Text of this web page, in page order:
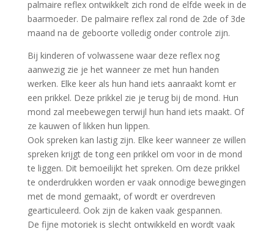
palmaire reflex ontwikkelt zich rond de elfde week in de
baarmoeder. De palmaire reflex zal rond de 2de of 3de
maand na de geboorte volledig onder controle zijn.
Bij kinderen of volwassene waar deze reflex nog
aanwezig zie je het wanneer ze met hun handen
werken. Elke keer als hun hand iets aanraakt komt er
een prikkel. Deze prikkel zie je terug bij de mond. Hun
mond zal meebewegen terwijl hun hand iets maakt. Of
ze kauwen of likken hun lippen.
Ook spreken kan lastig zijn. Elke keer wanneer ze willen
spreken krijgt de tong een prikkel om voor in de mond
te liggen. Dit bemoeilijkt het spreken. Om deze prikkel
te onderdrukken worden er vaak onnodige bewegingen
met de mond gemaakt, of wordt er overdreven
gearticuleerd. Ook zijn de kaken vaak gespannen.
De fijne motoriek is slecht ontwikkeld en wordt vaak